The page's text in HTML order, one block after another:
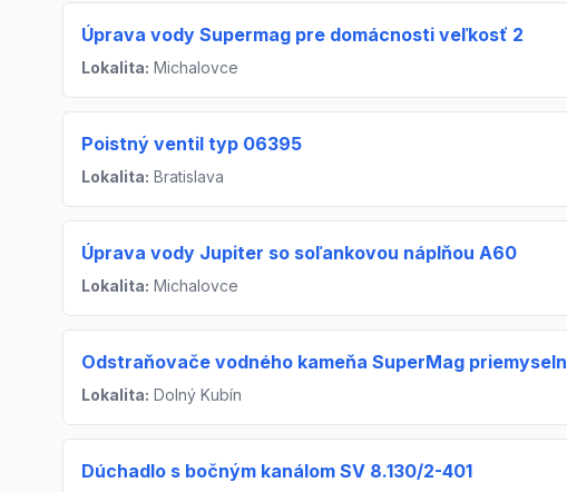
Úprava vody Supermag pre domácnosti veľkosť 2
Lokalita: Michalovce
Poistný ventil typ 06395
Lokalita: Bratislava
Úprava vody Jupiter so soľankovou náplňou A60
Lokalita: Michalovce
Odstraňovače vodného kameňa SuperMag
Lokalita: Dolný Kubín
Dúchadlo s bočným kanálom SV 8.130/2-401